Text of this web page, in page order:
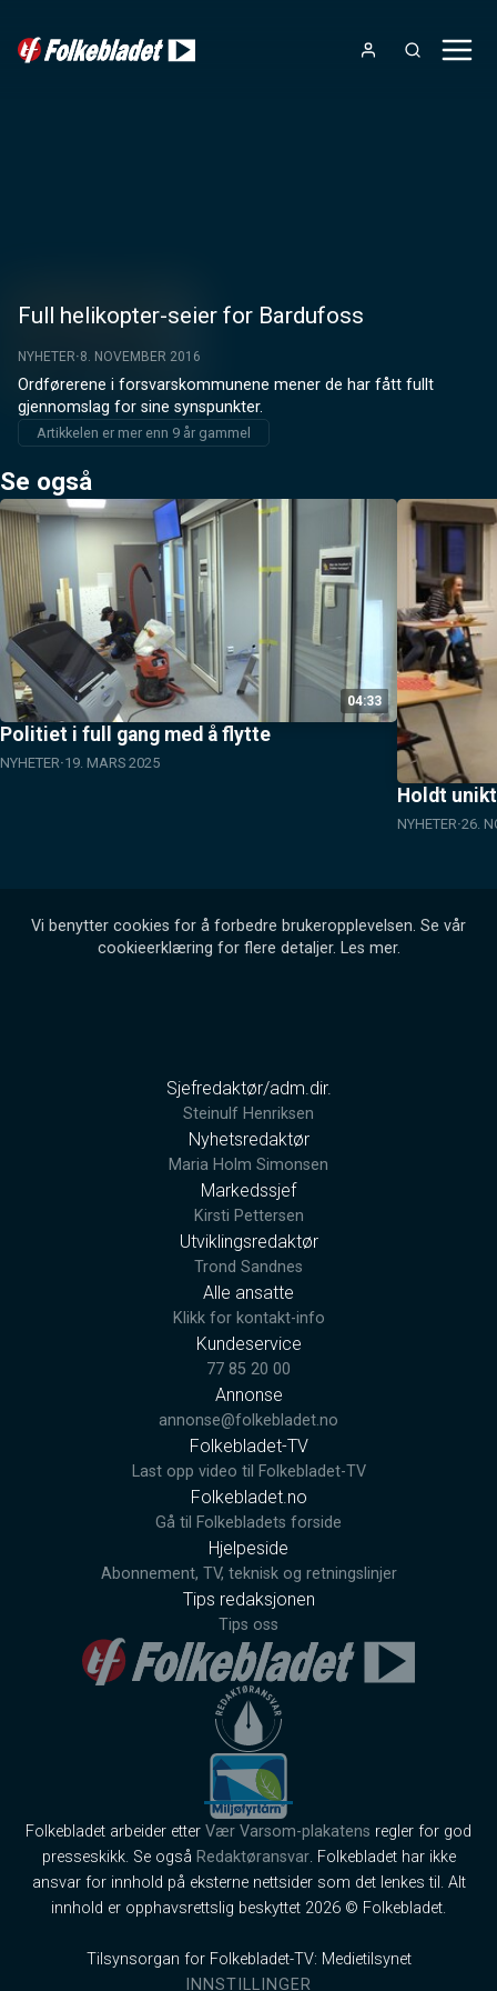
Full helikopter-seier for Bardufoss
NYHETER 8. NOVEMBER 2016
Ordførerene i forsvarskommunene mener de har fått fullt
gjennomslag for sine synspunkter.
Artikkelen er mer enn 9 år gammel
Se også
04:33
Politiet i full gang med å flytte
NYHETER 19. MARS 2025
Holdt
NYHETER 26.
Vi benytter cookies for å forbedre brukeropplevelsen. Se vår
cookieerklæring for flere detaljer. Les mer.
Sjefredaktør/adm.dir.
Steinulf Henriksen
Nyhetsredaktør
Maria Holm Simonsen
Markedssjef
Kirsti Pettersen
Utviklingsredaktør
Trond Sandnes
Alle ansatte
Klikk for kontakt-info
Kundeservice
77 85 20 00
Annonse
annonse@folkebladet.no
Folkebladet-TV
Last opp video til Folkebladet-TV
Folkebladet.no
Gå til Folkebladets forside
Hjelpeside
Abonnement, TV, teknisk og retningslinjer
Tips redaksjonen
Tips oss
Folkebladet arbeider etter Vær Varsom-plakatens regler for god
presseskikk. Se også Redaktøransvar. Folkebladet har ikke
ansvar for innhold på eksterne nettsider som det lenkes til. Alt
innhold er opphavsrettslig beskyttet 2026 © Folkebladet.
Tilsynsorgan for Folkebladet-TV: Medietilsynet
INNSTILLINGER